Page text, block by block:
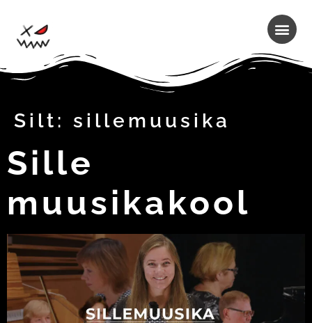
Silt: sillemuusika
Sille
muusikakool